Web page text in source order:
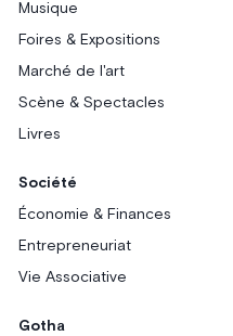
Musique
Foires & Expositions
Marché de l'art
Scène & Spectacles
Livres
Société
Économie & Finances
Entrepreneuriat
Vie Associative
Gotha